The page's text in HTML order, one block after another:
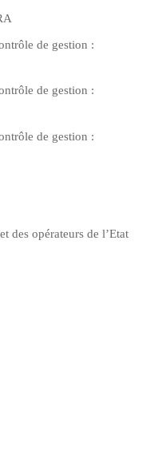
de gestion :
de gestion :
de gestion :
des opérateurs de l’Etat